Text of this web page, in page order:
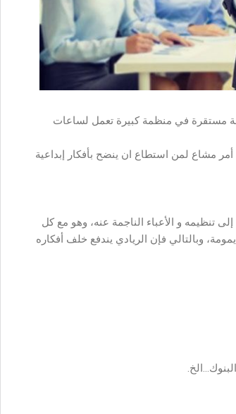
مستقرة في منظمة كبيرة تعمل لساعات
مشاع لمن استطاع ان ينضح بأفكار إبداعية
تنظيمه و الأعباء الناجمة عنه، وهو مع كل
وبالتالي فإن الريادي يندفع خلف أفكاره